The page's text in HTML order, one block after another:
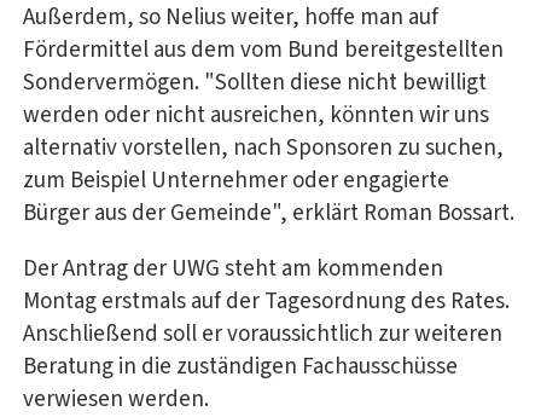
Außerdem, so Nelius weiter, hoffe man auf
Fördermittel aus dem vom Bund bereitgestellten
Sondervermögen. "Sollten diese nicht bewilligt
werden oder nicht ausreichen, könnten wir uns
alternativ vorstellen, nach Sponsoren zu suchen,
zum Beispiel Unternehmer oder engagierte
Bürger aus der Gemeinde", erklärt Roman Bossart.
Der Antrag der UWG steht am kommenden
Montag erstmals auf der Tagesordnung des Rates.
Anschließend soll er voraussichtlich zur weiteren
Beratung in die zuständigen Fachausschüsse
verwiesen werden.